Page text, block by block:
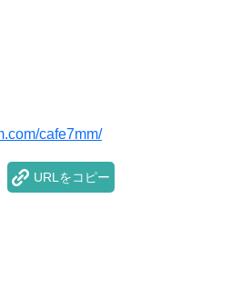
cafe7mm/
URLをコピー